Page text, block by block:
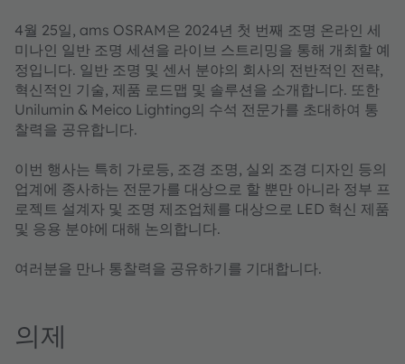
4월 25일, ams OSRAM은 2024년 첫 번째 조명 온라인 세
미나인 일반 조명 세션을 라이브 스트리밍을 통해 개최할 예
정입니다. 일반 조명 및 센서 분야의 회사의 전반적인 전략,
혁신적인 기술, 제품 로드맵 및 솔루션을 소개합니다. 또한
Unilumin & Meico Lighting의 수석 전문가를 초대하여 통
찰력을 공유합니다.
이번 행사는 특히 가로등, 조경 조명, 실외 조경 디자인 등의
업계에 종사하는 전문가를 대상으로 할 뿐만 아니라 정부 프
로젝트 설계자 및 조명 제조업체를 대상으로 LED 혁신 제품
및 응용 분야에 대해 논의합니다.
여러분을 만나 통찰력을 공유하기를 기대합니다.
의제